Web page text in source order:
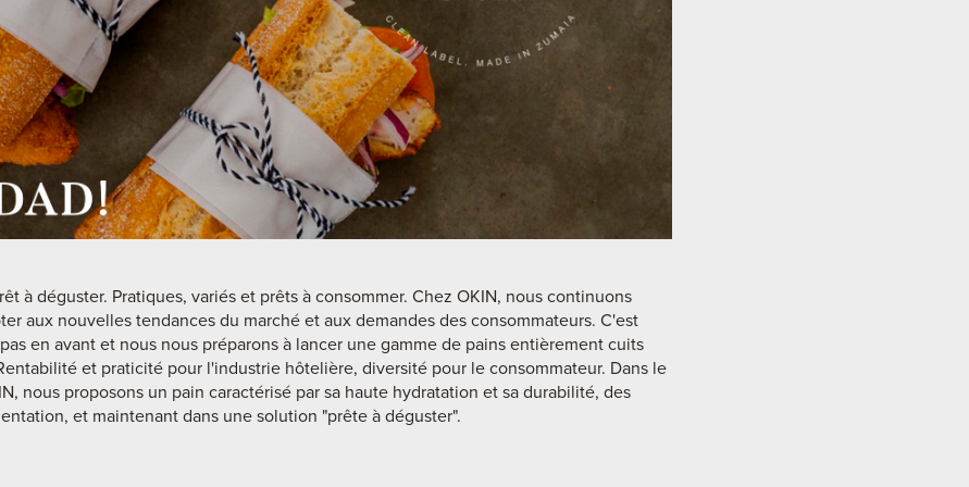
à déguster. Pratiques, variés et prêts à consommer. Chez OKIN, nous continuons
aux nouvelles tendances du marché et aux demandes des consommateurs. C'est
en avant et nous nous préparons à lancer une gamme de pains entièrement cuits
et praticité pour l'industrie hôtelière, diversité pour le consommateur. Dans le
nous proposons un pain caractérisé par sa haute hydratation et sa durabilité, des
et maintenant dans une solution "prête à déguster".